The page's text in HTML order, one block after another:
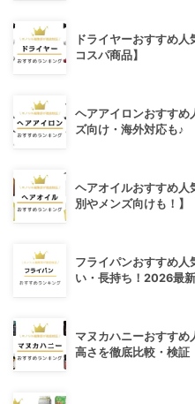
ドライヤーおすすめ
コスパ商品】
ヘアアイロンおすすめ
ズ向け・海外対応も♪
ヘアオイルおすすめ人
別やメンズ向けも！】
フライパンおすすめ
い・長持ち！2026最新
マヌカハニーおすす
高さを徹底比較・検証